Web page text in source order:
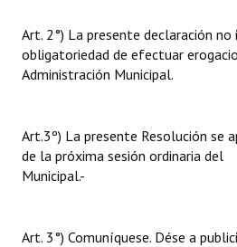
Art. 2°) La presente declaración
obligatoriedad de efectuar
Administración Municipal.
Art.3º) La presente Resolución se
de la próxima sesión
Municipal.-
Art. 3°) Comuníquese. Dése a